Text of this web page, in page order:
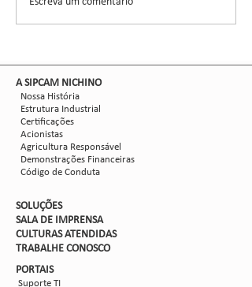
Nova safra de milho:
como mitigar as perdas
​A SIPCAM NICHINO
Nossa História
Estrutura Industrial
Certificações
Acionistas
Agricultura Responsável
Demonstrações Financeiras
Código de Conduta
SOLUÇÕES
SALA DE IMPRENSA
CULTURAS ATENDIDAS
TRABALHE CONOSCO
PORTAIS
Suporte TI